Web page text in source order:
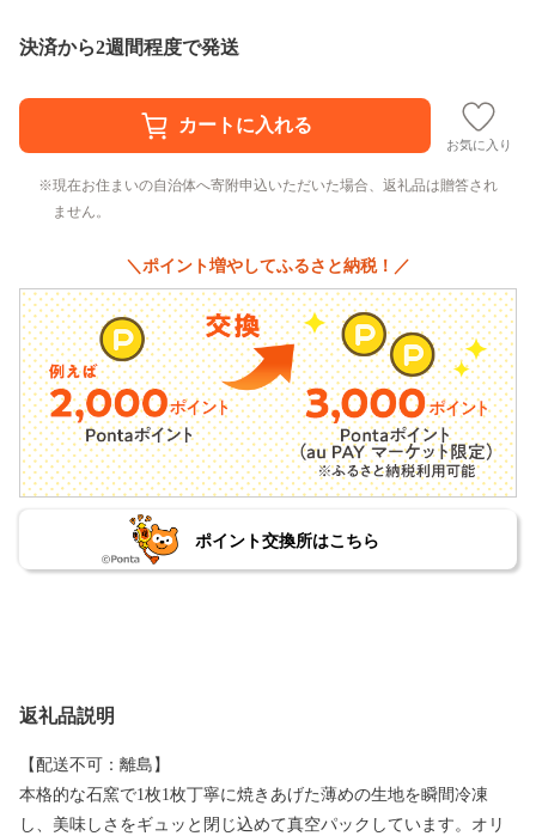
決済から2週間程度で発送
お気に入り
現在お住まいの自治体へ寄附申込いただいた場合、返礼品は贈答され
ません。
＼ポイント増やしてふるさと納税！／
ポイント交換所はこちら
返礼品説明
【配送不可：離島】
本格的な石窯で1枚1枚丁寧に焼きあげた薄めの生地を瞬間冷凍
し、美味しさをギュッと閉じ込めて真空パックしています。オリ